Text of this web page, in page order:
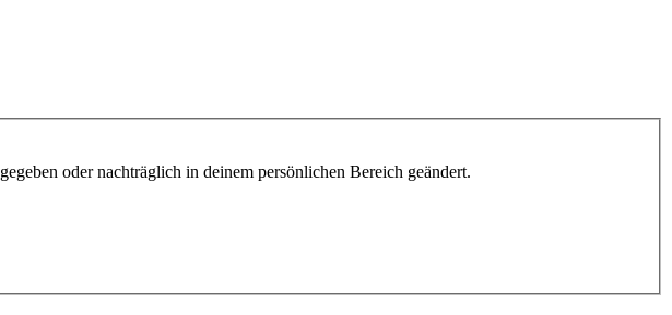
oder nachträglich in deinem persönlichen Bereich geändert.